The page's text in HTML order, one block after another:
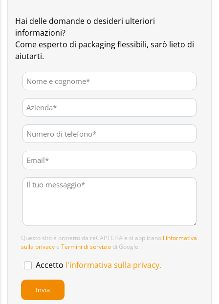
Hai delle domande o desideri ulteriori
informazioni?
Come esperto di packaging flessibili, sarò lieto di
aiutarti.
Questo sito è protetto da reCAPTCHA e si applicano l'informativa
sulla privacy e Termini di servizio di Google.
Accetto l'informativa sulla privacy.